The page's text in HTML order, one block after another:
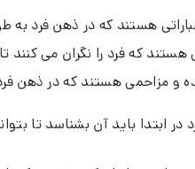
هستند که در ذهن فرد به
که فرد را نگران می
و مزاحمی هستند که در ذهن
ابتدا باید آن بشناسد تا